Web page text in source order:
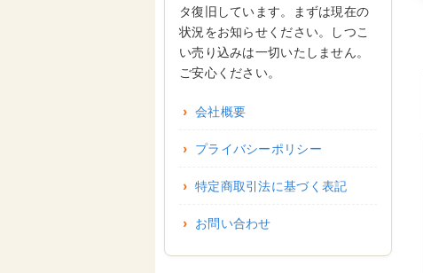
タ復旧しています。まずは現在の
状況をお知らせください。しつこ
い売り込みは一切いたしません。
ご安心ください。
会社概要
プライバシーポリシー
特定商取引法に基づく表記
お問い合わせ